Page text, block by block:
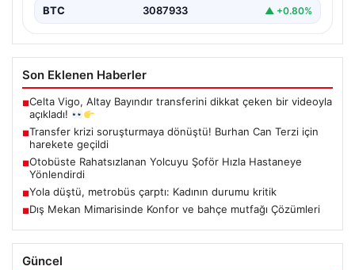
BTC 3087933 ▲ +0.80%
Son Eklenen Haberler
■Celta Vigo, Altay Bayındır transferini dikkat çeken bir videoyla
açıkladı!
■Transfer krizi soruşturmaya dönüştü! Burhan Can Terzi için
harekete geçildi
■Otobüste Rahatsızlanan Yolcuyu Şoför Hızla Hastaneye
Yönlendirdi
■Yola düştü, metrobüs çarptı: Kadının durumu kritik
■Dış Mekan Mimarisinde Konfor ve bahçe mutfağı Çözümleri
Güncel